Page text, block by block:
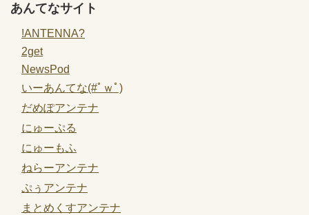
あんてなサイト
!ANTENNA?
2get
NewsPod
いーあんてな(#ﾟｗﾟ)
だめぽアンテナ
にゅーぷる
にゅーもふ
ねらーアンテナ
ぷぅアンテナ
まとめくすアンテナ